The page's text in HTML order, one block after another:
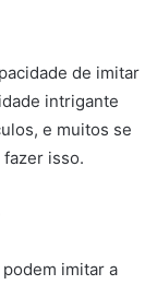
de imitar
intrigante
e muitos se
isso.
imitar a